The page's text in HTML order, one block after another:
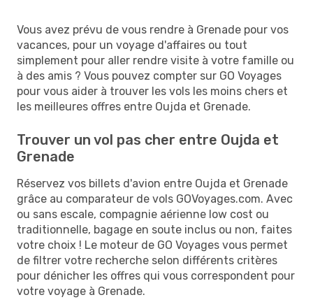
Vous avez prévu de vous rendre à Grenade pour vos
vacances, pour un voyage d'affaires ou tout
simplement pour aller rendre visite à votre famille ou
à des amis ? Vous pouvez compter sur GO Voyages
pour vous aider à trouver les vols les moins chers et
les meilleures offres entre Oujda et Grenade.
Trouver un vol pas cher entre Oujda et
Grenade
Réservez vos billets d'avion entre Oujda et Grenade
grâce au comparateur de vols GOVoyages.com. Avec
ou sans escale, compagnie aérienne low cost ou
traditionnelle, bagage en soute inclus ou non, faites
votre choix ! Le moteur de GO Voyages vous permet
de filtrer votre recherche selon différents critères
pour dénicher les offres qui vous correspondent pour
votre voyage à Grenade.